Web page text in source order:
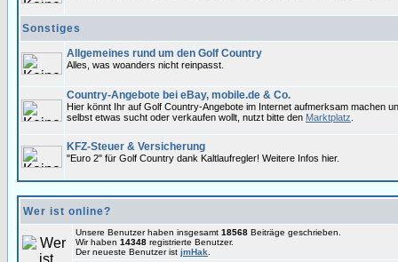
Sonstiges
Allgemeines rund um den Golf Country
Alles, was woanders nicht reinpasst.
Country-Angebote bei eBay, mobile.de & Co.
Hier könnt Ihr auf Golf Country-Angebote im Internet aufmerksam machen
selbst etwas sucht oder verkaufen wollt, nutzt bitte den Marktplatz
KFZ-Steuer & Versicherung
"Euro 2" für Golf Country dank Kaltlaufregler! Weitere Infos hier.
Wer ist online?
Unsere Benutzer haben insgesamt 18568 Beiträge geschrieben.
Wir haben 14348 registrierte Benutzer.
Der neueste Benutzer ist jmHak